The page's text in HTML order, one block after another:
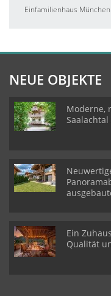
Einfamilienhaus München
NEUE OBJEKTE
Moderne,
Ein
Qualität